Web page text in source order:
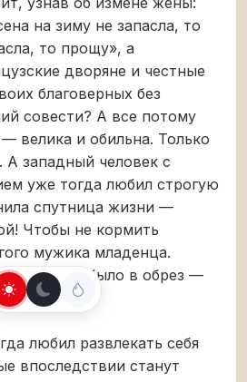
на зиму не запасла, то
то прощу», а
дворяне и честные
благоверных без
совести? А все потому
велика и обильна. Только
А западный человек с
уже тогда любил строгую
спутница жизни —
Чтобы не кормить
мужика младенца.
всегда было в обрез —
рты!
любил развлекать себя
впоследствии станут